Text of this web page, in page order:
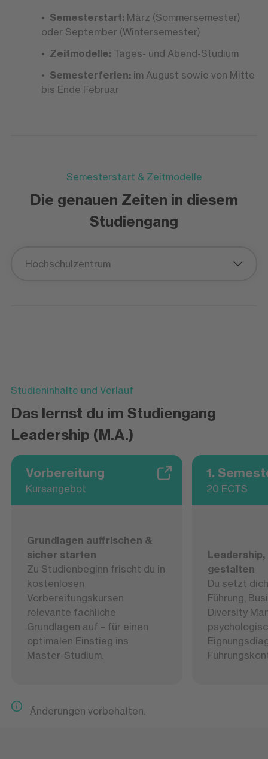
Semesterstart:März (Sommersemester)
oder September (Wintersemester)
Zeitmodelle: Tages- und Abend-Studium
Semesterferien:im August sowie von Mitte
bis Ende Februar
Semesterstart & Zeitmodelle
Die genauen Zeiten in diesem
Studiengang
Hochschulzentrum
Studieninhalte und Verlauf
Das lernst du im Studiengang
Leadership (M.A.)
Vorbereitung
Kursangebot
Grundlagen auffrischen &
sicher starten
Zu Studienbeginn frischt du in
kostenlosen
Vorbereitungskursen
relevante fachliche
Grundlagen auf – für einen
optimalen Einstieg ins
Master-Studium.
1.
20 ECTS
gestalten
Du setzt
Führung,
Diversity
Änderungen vorbehalten.